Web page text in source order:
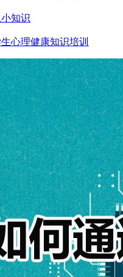
知识
心理健康知识培训